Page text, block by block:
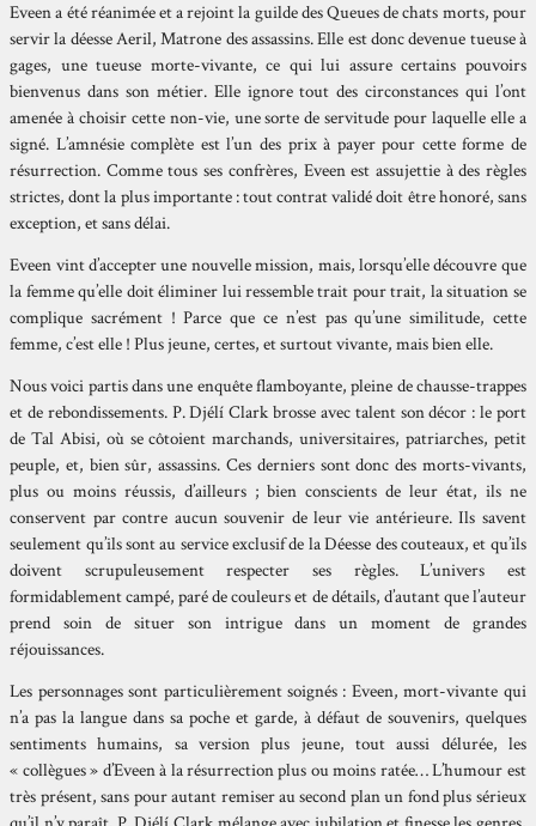
Eveen a été réanimée et a rejoint la guilde des Queues de chats morts, pour
servir la déesse Aeril, Matrone des assassins. Elle est donc devenue tueuse à
gages, une tueuse morte-vivante, ce qui lui assure certains pouvoirs
bienvenus dans son métier. Elle ignore tout des circonstances qui l’ont
amenée à choisir cette non-vie, une sorte de servitude pour laquelle elle a
signé. L’amnésie complète est l’un des prix à payer pour cette forme de
résurrection. Comme tous ses confrères, Eveen est assujettie à des règles
strictes, dont la plus importante : tout contrat validé doit être honoré, sans
exception, et sans délai.
Eveen vint d’accepter une nouvelle mission, mais, lorsqu’elle découvre que
la femme qu’elle doit éliminer lui ressemble trait pour trait, la situation se
complique sacrément ! Parce que ce n’est pas qu’une similitude, cette
femme, c’est elle ! Plus jeune, certes, et surtout vivante, mais bien elle.
Nous voici partis dans une enquête flamboyante, pleine de chausse-trappes
et de rebondissements. P. Djélí Clark brosse avec talent son décor : le port
de Tal Abisi, où se côtoient marchands, universitaires, patriarches, petit
peuple, et, bien sûr, assassins. Ces derniers sont donc des morts-vivants,
plus ou moins réussis, d’ailleurs ; bien conscients de leur état, ils ne
conservent par contre aucun souvenir de leur vie antérieure. Ils savent
seulement qu’ils sont au service exclusif de la Déesse des couteaux, et qu’ils
doivent scrupuleusement respecter ses règles. L’univers est
formidablement campé, paré de couleurs et de détails, d’autant que l’auteur
prend soin de situer son intrigue dans un moment de grandes
réjouissances.
Les personnages sont particulièrement soignés : Eveen, mort-vivante qui
n’a pas la langue dans sa poche et garde, à défaut de souvenirs, quelques
sentiments humains, sa version plus jeune, tout aussi délurée, les
« collègues » d’Eveen à la résurrection plus ou moins ratée… L’humour est
très présent, sans pour autant remiser au second plan un fond plus sérieux